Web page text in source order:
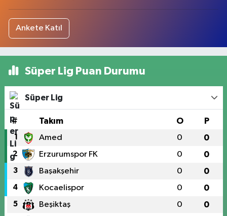
Ankete Katıl
Süper Lig Puan Durumu
Süper Lig
# Takım O P
1 Amed 0 0
2 Erzurumspor FK 0 0
3 Başakşehir 0 0
4 Kocaelispor 0 0
5 Beşiktaş 0 0